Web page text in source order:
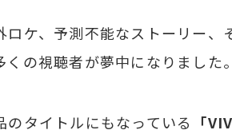
ロケ、予測不能なストーリー、
くの視聴者が夢中になりました。
のタイトルにもなっている 「